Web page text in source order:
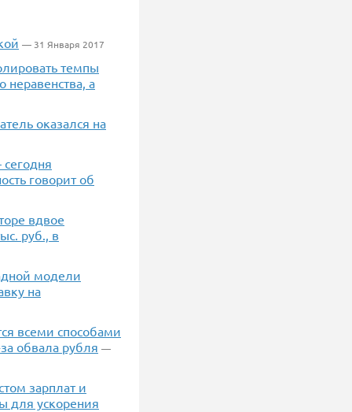
— 31 Января 2017
темпы
а
оказался на
говорит об
вдвое
руб., в
модели
на
всеми способами
обвала рубля —
зарплат и
для ускорения